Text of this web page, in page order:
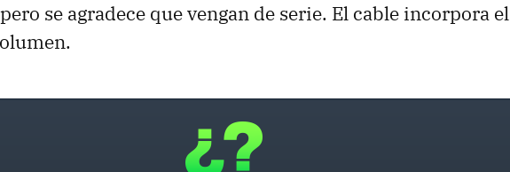
se agradece que vengan de serie. El cable incorpora el